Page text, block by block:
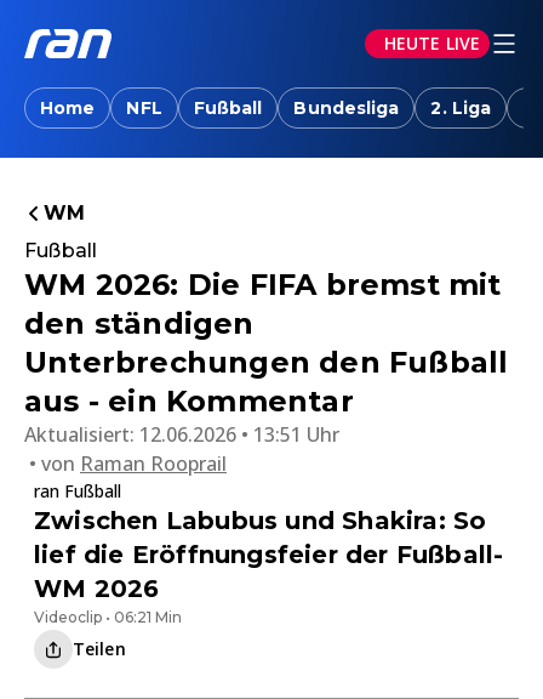
HEUTE LIVE
Home NFL Fußball Bundesliga 2. Liga
WM
Fußball
WM 2026: Die FIFA bremst mit
den ständigen
Unterbrechungen den Fußball
aus - ein Kommentar
Aktualisiert: 12.06.2026 • 13:51 Uhr
von Raman Rooprail
ran Fußball
Zwischen Labubus und Shakira: So
lief die Eröffnungsfeier der Fußball-
WM 2026
Videoclip • 06:21 Min
Teilen